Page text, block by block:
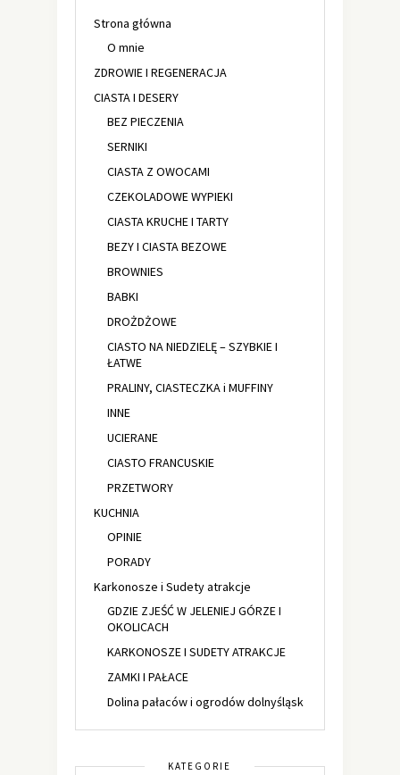
Strona główna
O mnie
ZDROWIE I REGENERACJA
CIASTA I DESERY
BEZ PIECZENIA
SERNIKI
CIASTA Z OWOCAMI
CZEKOLADOWE WYPIEKI
CIASTA KRUCHE I TARTY
BEZY I CIASTA BEZOWE
BROWNIES
BABKI
DROŻDŻOWE
CIASTO NA NIEDZIELĘ – SZYBKIE I
ŁATWE
PRALINY, CIASTECZKA i MUFFINY
INNE
UCIERANE
CIASTO FRANCUSKIE
PRZETWORY
KUCHNIA
OPINIE
PORADY
Karkonosze i Sudety atrakcje
GDZIE ZJEŚĆ W JELENIEJ GÓRZE I
OKOLICACH
KARKONOSZE I SUDETY ATRAKCJE
ZAMKI I PAŁACE
Dolina pałaców i ogrodów dolnyśląsk
KATEGORIE